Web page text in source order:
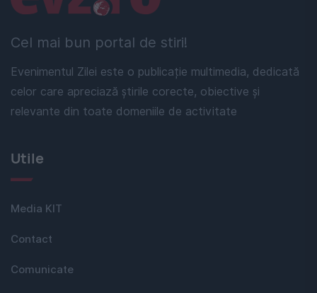
Cel mai bun portal de stiri!
Evenimentul Zilei este o publicație multimedia, dedicată
celor care apreciază știrile corecte, obiective și
relevante din toate domeniile de activitate
Utile
Media KIT
Contact
Comunicate